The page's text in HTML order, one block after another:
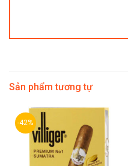
Sản phẩm tương tự
-42%